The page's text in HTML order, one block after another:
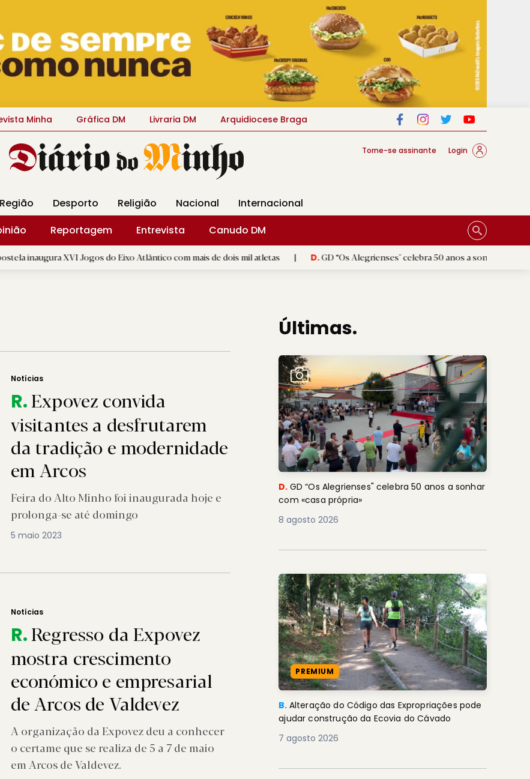
Minha Gráfica DM Livraria DM Arquidiocese Braga
Torne-se assinante Login
Região Desporto Religião Nacional
Internacional
Reportagem Entrevista
Canudo DM
XVI Jogos do Eixo Atlântico com mais de dois mil atletas | D.GD “Os Alegrienses" celebra 50 anos a sonhar com «casa própria»
Notícias
R.Expovez convida
visitantes a desfrutarem
da tradição e modernidade
em Arcos
Feira do Alto Minho foi inaugurada hoje e
prolonga-se até domingo
5 maio 2023
Notícias
R.Regresso da Expovez
mostra crescimento
económico e empresarial
de Arcos de Valdevez
A organização da Expovez deu a conhecer
o certame que se realiza de 5 a 7 de maio
em Arcos de Valdevez.
Últimas.
D. GD “Os Alegrienses" celebra 50 anos a sonhar
com «casa própria»
8 agosto 2026
PREMIUM
B. Alteração do Código das Expropriações pode
ajudar construção da Ecovia do Cávado
7 agosto 2026